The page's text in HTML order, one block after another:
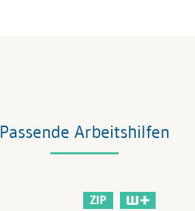
Passende Arbeitshilfen
ZIP